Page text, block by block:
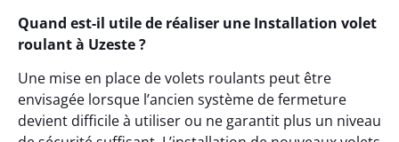
Quand est-il utile de réaliser une Installation volet
roulant à Uzeste ?
Une mise en place de volets roulants peut être
envisagée lorsque l’ancien système de fermeture
devient difficile à utiliser ou ne garantit plus un niveau